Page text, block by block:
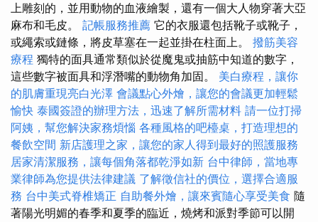
上雕刻的，並用動物的血液繪製，還有一個大人物穿著大亞
麻布和毛皮。 記帳服務推薦 它的衣服還包括靴子或靴子，
或繩索或鏈條，將皮草塞在一起並掛在柱面上。 撥筋美容
療程 獨特的面具通常類似於從魔鬼或抽筋中知道的數字，
這些數字被面具和浮潛嘴的動物角加固。 美白療程，讓你
的肌膚重現亮白光澤 會議點心外燴，讓您的會議更加輕鬆
愉快 泰國簽證的辦理方法，迅速了解所需材料 請一位打掃
阿姨，幫您解決家務煩惱 各種風格的吧檯桌，打造理想的
餐飲空間 新店護理之家，讓您的家人得到最好的照護服務
居家清潔服務，讓每個角落都乾淨如新 台中律師，當地專
業律師為您提供法律建議 了解徵信社的價位，選擇合適服
務 台中美式脊椎矯正 自助餐外燴，讓來賓隨心享受美食 隨
著陽光明媚的春季和夏季的臨近，燒烤和派對季節可以開